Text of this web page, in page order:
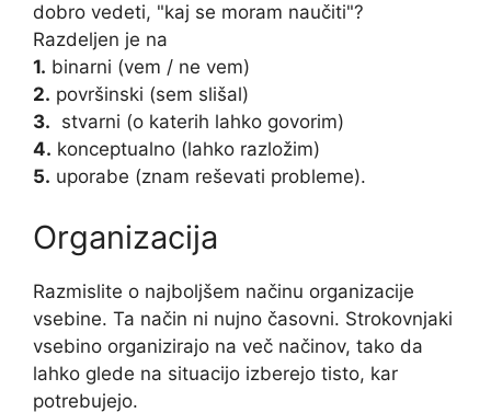
dobro vedeti, "kaj se moram naučiti"?
Razdeljen je na
1. binarni (vem / ne vem)
2. površinski (sem slišal)
3. stvarni (o katerih lahko govorim)
4. konceptualno (lahko razložim)
5. uporabe (znam reševati probleme).
Organizacija
Razmislite o najboljšem načinu organizacije
vsebine. Ta način ni nujno časovni. Strokovnjaki
vsebino organizirajo na več načinov, tako da
lahko glede na situacijo izberejo tisto, kar
potrebujejo.